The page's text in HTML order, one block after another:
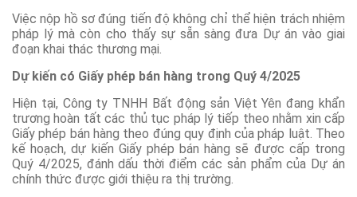
Việc nộp hồ sơ đúng tiến độ không chỉ thể hiện trách nhiệm
pháp lý mà còn cho thấy sự sẵn sàng đưa Dự án vào giai
đoạn khai thác thương mại.
Dự kiến có Giấy phép bán hàng trong Quý 4/2025
Hiện tại, Công ty TNHH Bất động sản Việt Yên đang khẩn
trương hoàn tất các thủ tục pháp lý tiếp theo nhằm xin cấp
Giấy phép bán hàng theo đúng quy định của pháp luật. Theo
kế hoạch, dự kiến Giấy phép bán hàng sẽ được cấp trong
Quý 4/2025, đánh dấu thời điểm các sản phẩm của Dự án
chính thức được giới thiệu ra thị trường.